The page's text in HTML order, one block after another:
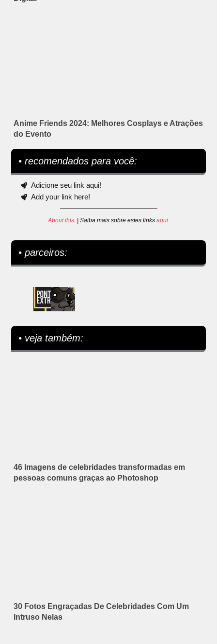
Anime Friends 2024: Melhores Cosplays e Atrações
do Evento
• recomendados para você:
Adicione seu link aqui!
Add your link here!
About this. | Saiba mais sobre estes links aqui.
• parceiros:
• veja também:
46 Imagens de celebridades transformadas em
pessoas comuns graças ao Photoshop
30 Fotos Engraçadas De Celebridades Com Um
Intruso Nelas